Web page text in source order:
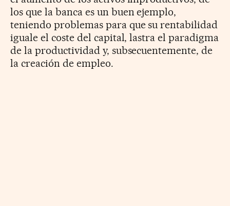
los que la banca es un buen ejemplo,
teniendo problemas para que su rentabilidad
iguale el coste del capital, lastra el paradigma
de la productividad y, subsecuentemente, de
la creación de empleo.